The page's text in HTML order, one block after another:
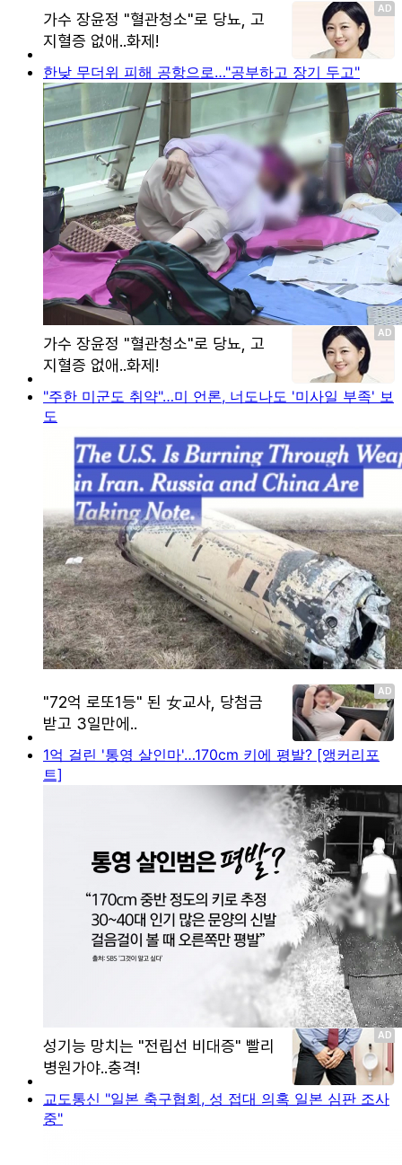
한낮 무더위 피해 공항으로…"공부하고 장기 두고"
"주한 미군도 취약"…미 언론, 너도나도 '미사일 부족' 보
도
1억 걸린 '통영 살인마'…170cm 키에 평발? [앵커리포
트]
교도통신 "일본 축구협회, 성 접대 의혹 일본 심판 조사
중"